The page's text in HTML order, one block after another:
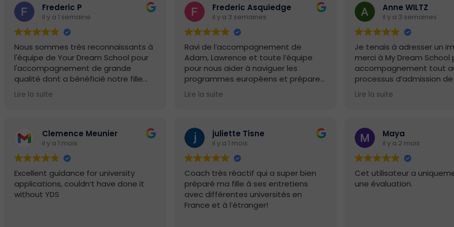
Frederic P
il y a 1 semaine
Nous sommes très reconnaissants à
l'équipe de Your Dream School pour
l'accompagnement de grande
qualité dont a bénéficié notre fille
tout au long de ses candidatures aux
universités américaines et
professionnalisme, d'une disponibilité
et d'une expertise remarquables à
chaque étape du processus.
Grâce à leurs conseils avisés et à leur
accompagnement personnalisé,
notre fille a été admise dans
Lire la suite
Frederic Asquiedge
il y a 3 semaines
Ravi de l’accompagnement de
Adam, Lawrence et toute l’équipe
pour nous aider à naviguer les
programmes européens et préparer
des dossier en béton !
Très beaux résultats à l’arrivée !
Lire la suite
Anne WILTZ
il y a 3 semaines
Je tenais à adresser un
merci à My Dream School
accompagnement tout
processus d’admission
dans les universités qu’il
Angleterre et en Espagne.
ont été présents,
professionnalisme
Grâce à leurs conseils,
et leur soutien, Grégoire
satisfaction de recevoir
d’admission de
Lire la suite
Clemence Meunier
il y a 1 mois
Excellent guidance for university
applications, couldn’t have done it
without YDS
juliette Tisne
il y a 1 mois
Coach très réactif qui a super bien
préparé ma fille à ses entretiens
avec différentes universités en
France et à l’étranger!
Maya
il y a 2 mois
Cet utilisateur a
une évaluation.